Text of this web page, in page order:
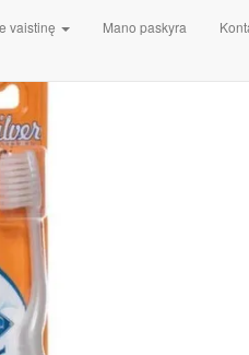
vaistinę Mano paskyra
/